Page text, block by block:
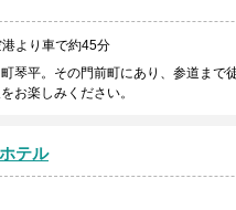
より車で約45分
琴平。その門前町にあり、参道まで
お楽しみください。
テル